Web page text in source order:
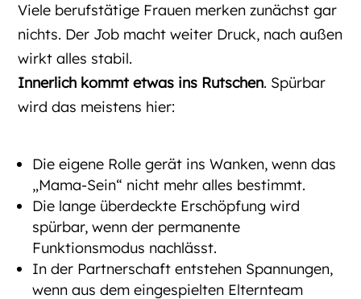
Viele berufstätige Frauen merken zunächst gar
nichts. Der Job macht weiter Druck, nach außen
wirkt alles stabil.
Innerlich kommt etwas ins Rutschen. Spürbar
wird das meistens hier:
Die eigene Rolle gerät ins Wanken, wenn das
„Mama-Sein“ nicht mehr alles bestimmt.
Die lange überdeckte Erschöpfung wird
spürbar, wenn der permanente
Funktionsmodus nachlässt.
In der Partnerschaft entstehen Spannungen,
wenn aus dem eingespielten Elternteam